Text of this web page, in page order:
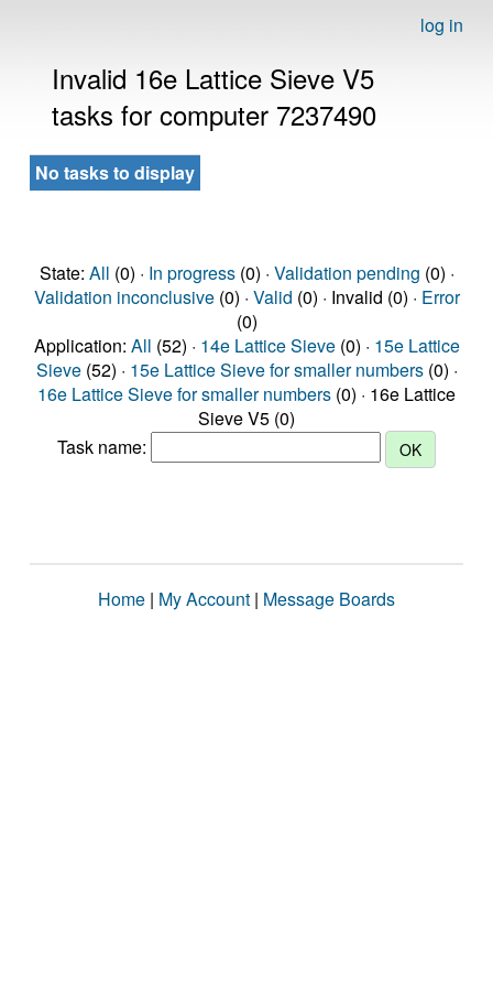
log in
Invalid 16e Lattice Sieve V5
tasks for computer 7237490
No tasks to display
State: All (0) · In progress(0) · Validation pending (0) ·
Validation inconclusive(0) · Valid (0) · Invalid (0) · Error
(0)
Application: All (52) · 14e Lattice Sieve(0) · 15e Lattice
Sieve(52) · 15e Lattice Sieve for smaller numbers(0) ·
16e Lattice Sieve for smaller numbers (0) · 16e Lattice
Sieve V5 (0)
Task name:
Home | My Account | Message Boards